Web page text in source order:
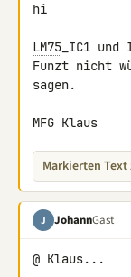
hi
LM75 _IC1
Funzt nicht
sagen.
MFG Klaus
Markierten
J JohannGast
@ Klaus...